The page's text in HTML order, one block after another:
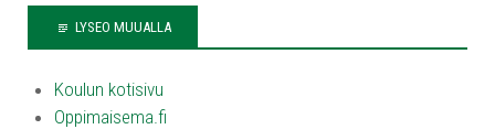
LYSEO MUUALLA
Koulun kotisivu
Oppimaisema.fi